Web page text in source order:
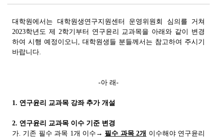
대학원에서는 대학원생연구지원센터 운영위원회 심의를 거쳐
2023학년도 제 2학기부터 연구윤리 교과목을 아래와 같이 변경
하여 시행 예정이오니, 대학원생들 분들께서는 참고하여 주시기
바랍니다.
-아 래-
1. 연구윤리 교과목 강좌 추가 개설
2. 연구윤리 교과목 이수 기준 변경
가. 기존 필수 과목 1개 이수→ 필수 과목 2개 이수해야 연구윤리